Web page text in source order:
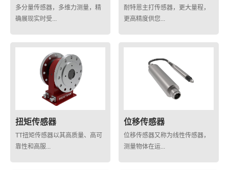
多分量传感器，多维力测量，精
确展现实时受...
耐特恩主打传感器，更大量程，
更高精度供您...
扭矩传感器
TT扭矩传感器以其高质量、高可
靠性和高服...
位移传感器
位移传感器又称为线性传感器，
测量物体在运...